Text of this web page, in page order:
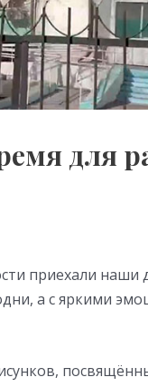
для
приехали наши
а с яркими